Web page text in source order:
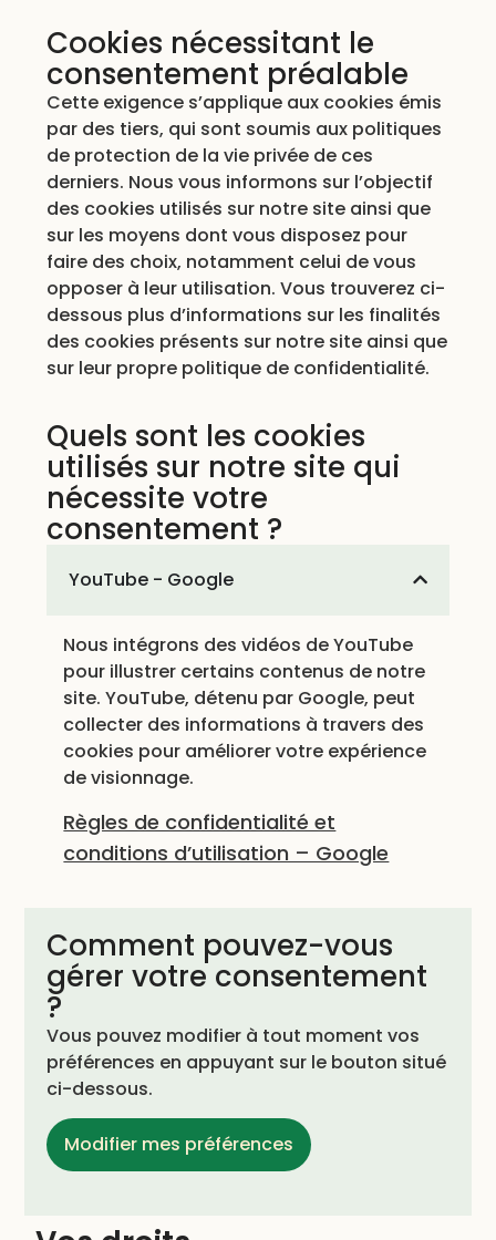
Cookies nécessitant le
consentement préalable
Cette exigence s’applique aux cookies émis
par des tiers, qui sont soumis aux politiques
de protection de la vie privée de ces
derniers. Nous vous informons sur l’objectif
des cookies utilisés sur notre site ainsi que
sur les moyens dont vous disposez pour
faire des choix, notamment celui de vous
opposer à leur utilisation. Vous trouverez ci-
dessous plus d’informations sur les finalités
des cookies présents sur notre site ainsi que
sur leur propre politique de confidentialité.
Quels sont les cookies
utilisés sur notre site qui
nécessite votre
consentement ?
YouTube - Google
Nous intégrons des vidéos de YouTube
pour illustrer certains contenus de notre
site. YouTube, détenu par Google, peut
collecter des informations à travers des
cookies pour améliorer votre expérience
de visionnage.
Règles de confidentialité et
conditions d’utilisation – Google
Comment pouvez-vous
gérer votre consentement
?
Vous pouvez modifier à tout moment vos
préférences en appuyant sur le bouton situé
ci-dessous.
Modifier mes préférences